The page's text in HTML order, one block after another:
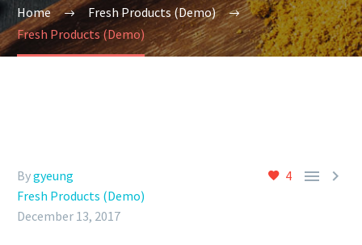
Home
Fresh Products (Demo)
Fresh Products (Demo)
4  
Bygyeung
Fresh Products (Demo)
December 13, 2017